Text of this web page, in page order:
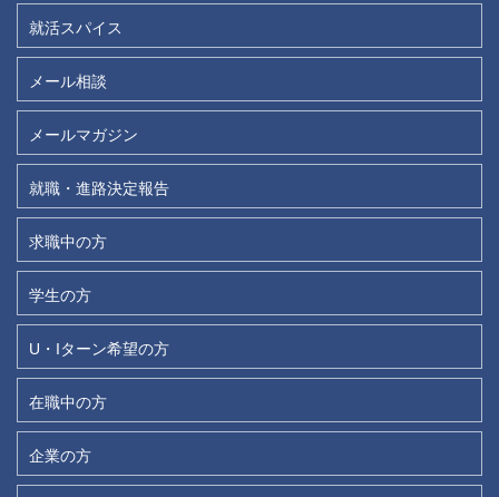
就活スパイス
メール相談
メールマガジン
就職・進路決定報告
求職中の方
学生の方
U・Iターン希望の方
在職中の方
企業の方